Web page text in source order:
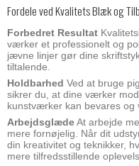
Fordele ved Kvalitets Blæk og
Forbedret Resultat
værker et professionelt og
jævne linjer gør dine
tiltalende.
Holdbarhed Ved at bruge
sikrer du, at dine værker
kunstværker kan bevares
ArbejdsglædeAt arbejde
mere fornøjelig. Når dit
din kreativitet og teknikker,
mere tilfredsstillende